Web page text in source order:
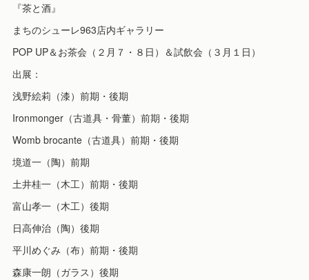
『茶と酒』
まちのシューレ963店内ギャラリー
POP UP＆お茶会（２月７・８日）＆試飲会（３月１日）
出展：
浅野絵莉（漆）前期・後期
Ironmonger（古道具・骨董）前期・後期
Womb brocante（古道具）前期・後期
境道一（陶）前期
土井桂一（木工）前期・後期
富山孝一（木工）後期
日高伸治（陶）後期
平川めぐみ（布）前期・後期
森康一朗（ガラス）後期